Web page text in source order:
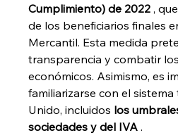
Cumplimiento) de 2022 ,
de los beneficiarios finales
Mercantil. Esta medida
transparencia y combatir
económicos. Asimismo, es
familiarizarse con el
Unido, incluidos los
sociedades y del IVA .